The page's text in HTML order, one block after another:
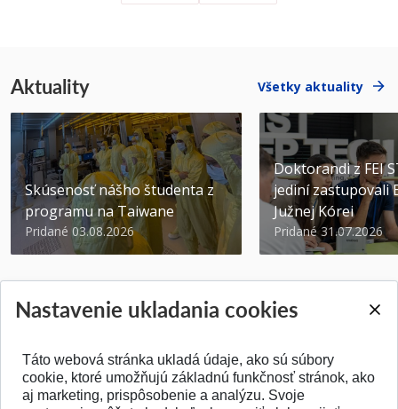
Aktuality Všetky aktuality
Skúsenosť nášho študenta z
programu na Taiwane
Pridané 03.08.2026
Doktorandi z FEI
jediní zastupovali
Južnej Kórei
Pridané 31.07.2026
SPÄŤ NA VRCH
Nastavenie ukladania cookies
Táto webová stránka ukladá údaje, ako sú súbory
cookie, ktoré umožňujú základnú funkčnosť stránok, ako
aj marketing, prispôsobenie a analýzu. Svoje